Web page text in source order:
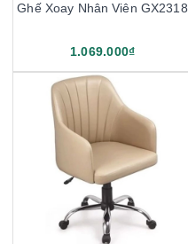
Ghế Xoay Nhân Viên GX2318
1.069.000₫